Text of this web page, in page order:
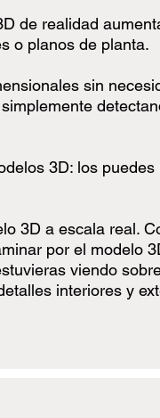
de realidad
o planos de planta.
sin
3D: los
3D a escala real.
por el modelo
viendo
interiores y